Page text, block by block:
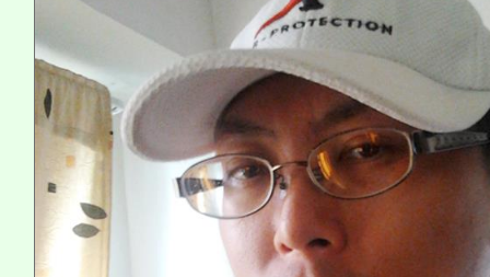
心理、諮商輔導、社會
系所師生報名參加。